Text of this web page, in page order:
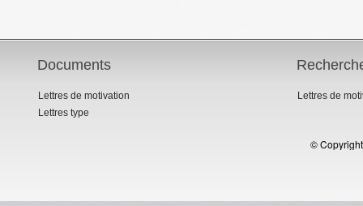
Documents
Lettres de motivation
Lettres type
Lettres de
©